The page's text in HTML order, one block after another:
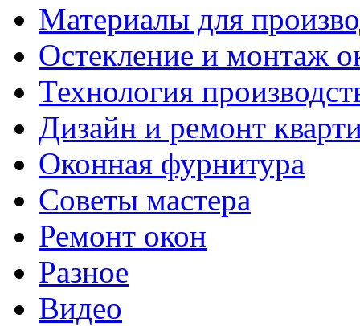
Материалы для
Остекление и монтаж
Технология
Дизайн и ремонт
Оконная фурнитура
Советы мастера
Ремонт окон
Разное
Видео